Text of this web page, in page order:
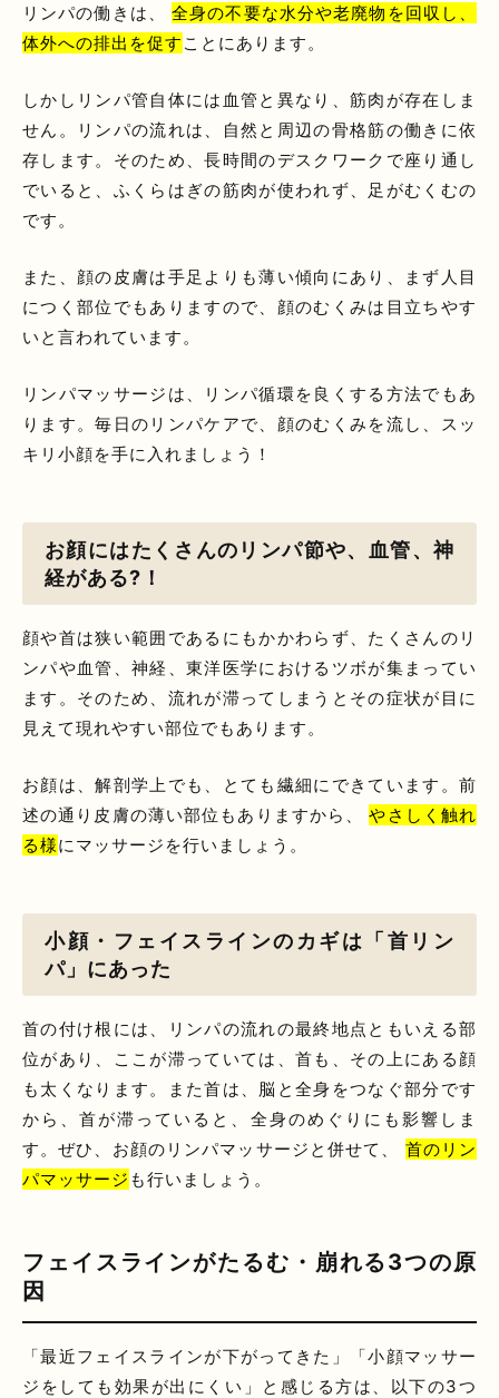
リンパの働きは、全身の不要な水分や老廃物を回収し、
体外への排出を促す ことにあります。
しかしリンパ管自体には血管と異なり、筋肉が存在しま
せん。リンパの流れは、自然と周辺の骨格筋の働きに依
存します。そのため、長時間のデスクワークで座り通し
でいると、ふくらはぎの筋肉が使われず、足がむくむの
です。
また、顔の皮膚は手足よりも薄い傾向にあり、まず人目
につく部位でもありますので、顔のむくみは目立ちやす
いと言われています。
リンパマッサージは、リンパ循環を良くする方法でもあ
ります。毎日のリンパケアで、顔のむくみを流し、スッ
キリ小顔を手に入れましょう！
お顔にはたくさんのリンパ節や、血管、神
経がある?！
顔や首は狭い範囲であるにもかかわらず、たくさんのリ
ンパや血管、神経、東洋医学におけるツボが集まってい
ます。そのため、流れが滞ってしまうとその症状が目に
見えて現れやすい部位でもあります。
お顔は、解剖学上でも、とても繊細にできています。前
述の通り皮膚の薄い部位もありますから、やさしく触れ
る様にマッサージを行いましょう。
小顔・フェイスラインのカギは「首リン
パ」にあった
首の付け根には、リンパの流れの最終地点ともいえる部
位があり、ここが滞っていては、首も、その上にある顔
も太くなります。また首は、脳と全身をつなぐ部分です
から、首が滞っていると、全身のめぐりにも影響しま
す。ぜひ、お顔のリンパマッサージと併せて、 首のリン
パマッサージ も行いましょう。
フェイスラインがたるむ・崩れる3つの原
因
「最近フェイスラインが下がってきた」「小顔マッサー
ジをしても効果が出にくい」と感じる方は、以下の3つ